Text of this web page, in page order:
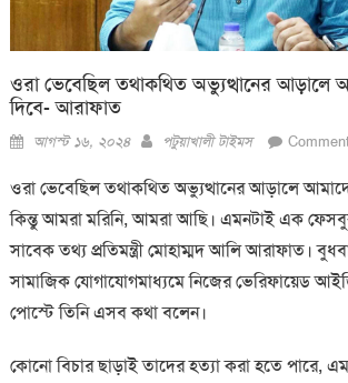
ওরা ভেবেছিল তথাকথিত অভ্যুত্থানের আড়ালে
দিবে- আরাফাত
Posted
আগস্ট ১৬, ২০২৪ Author
পটুয়াখালী টাইমস
ওরা ভেবেছিল তথাকথিত অভ্যুত্থানের আড়ালে
কিন্তু আমরা মরিনি, আমরা আছি। এমনটাই এক
সাবেক তথ্য প্রতিমন্ত্রী মোহাম্মদ আলি আরাফাত।
সামাজিক যোগাযোগমাধ্যমে নিজের ভেরিফায়েড
পোস্টে তিনি এসব কথা বলেন।
কোনো বিচার ছাড়াই তাদের হত্যা করা হতে পারে,